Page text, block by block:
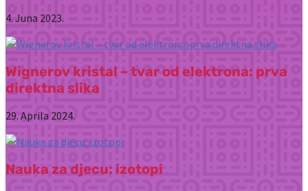
4. Juna 2023.
Wignerov kristal – tvar od elektrona: prva
direktna slika
29. Aprila 2024.
Nauka za djecu: izotopi